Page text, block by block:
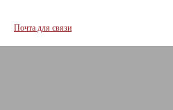
Почта для связи